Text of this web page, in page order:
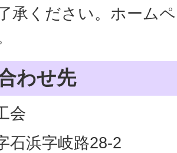
承ください。ホーム
わせ先
会
石浜字岐路28-2